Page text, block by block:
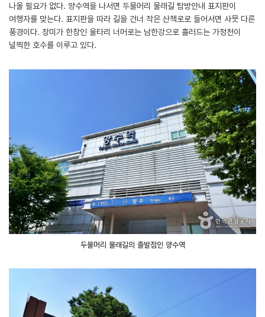
나올 필요가 없다. 양수역을 나서면 두물머리 물래길 탐방안내 표지판이
여행자를 맞는다. 표지판을 따라 길을 건너 작은 산책로로 들어서면 사뭇 다른
풍경이다. 장미가 한창인 울타리 너머로는 남한강으로 흘러드는 가정천이
널찍한 호수를 이루고 있다.
두물머리 물래길의 출발점인 양수역